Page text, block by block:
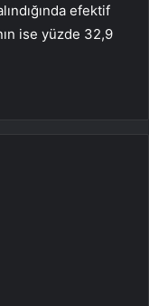
efektif
ise yüzde 32,9